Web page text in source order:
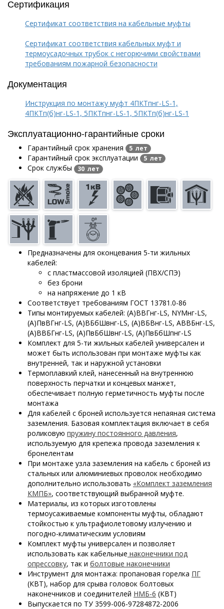
Сертификация
Сертификат соответствия на кабельные муфты
Сертификат соответствия кабельных муфт и
термоусадочных трубок с негорючими свойствами
требованиям пожарной безопасности
Документация
Инструкция по монтажу муфт 4ПКТпнг-LS-1,
4ПКТп(б)нг-LS-1, 5ПКТпнг-LS-1, 5ПКТп(б)нг-LS-1
Эксплуатационно-гарантийные сроки
Гарантийный срок хранения 5 лет
Гарантийный срок эксплуатации 5 лет
Срок службы 30 лет
Предназначены для оконцевания 5-ти жильных
кабелей:
с пластмассовой изоляцией (ПВХ/СПЭ)
без брони
на напряжение до 1 кВ
Соответствует требованиям ГОСТ 13781.0-86
Типы монтируемых кабелей: (А)ВВГнг-LS, NYMнг-LS,
(А)ПвВГнг-LS, (А)ВБбШвнг-LS, (А)ВБВнг-LS, АВВБнг-LS,
(А)ВВБГнг-LS, (А)ПвБбШвнг-LS, (А)ПвБбШпнг-LS
Комплект для 5-ти жильных кабелей универсален и
может быть использован при монтаже муфты как
внутренней, так и наружной установки
Термоплавкий клей, нанесенный на внутреннюю
поверхность перчатки и концевых манжет,
обеспечивает полную герметичность муфты после
монтажа
Для кабелей с броней используется непаяная система
заземления. Базовая комплектация включает в себя
роликовую пружину постоянного давления,
используемую для крепежа провода заземления к
бронелентам
При монтаже узла заземления на кабель с броней из
стальных или алюминиевых проволок необходимо
дополнительно использовать «Комплект заземления
КМПБ», соответствующий выбранной муфте.
Материалы, из которых изготовлены
термоусаживаемые компоненты муфты, обладают
стойкостью к ультрафиолетовому излучению и
погодно-климатическим условиям
Комплект муфты универсален и позволяет
использовать как кабельные наконечники под
опрессовку, так и болтовые наконечники
Инструмент для монтажа: пропановая горелка ПГ
(КВТ), набор для срыва головок болтовых
наконечников и соединителей НМБ-6 (КВТ)
Выпускается по ТУ 3599-006-97284872-2006